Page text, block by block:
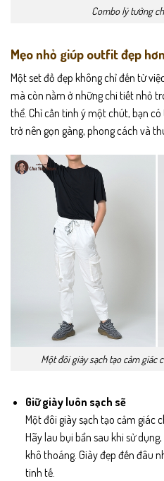
Combo lý tưởng
Mẹo nhỏ giúp outfit đẹp hơn
Một set đồ đẹp không chỉ đến từ
mà còn nằm ở những chi tiết nhỏ
thể. Chỉ cần tinh ý một chút, bạn
trở nên gọn gàng, phong cách và
Một đôi giày sạch tạo cảm giác
Giữ giày luôn sạch sẽ
Một đôi giày sạch tạo cảm giác
Hãy lau bụi bẩn sau khi sử
khô thoáng. Giày đẹp đến đâu
tinh tế.